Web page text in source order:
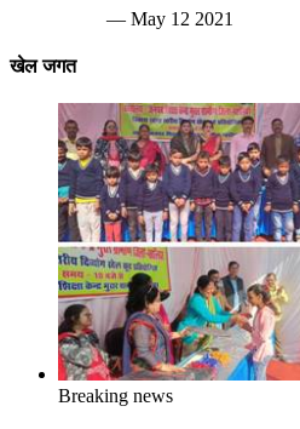
— May 12 2021
खेल जगत
Breaking news